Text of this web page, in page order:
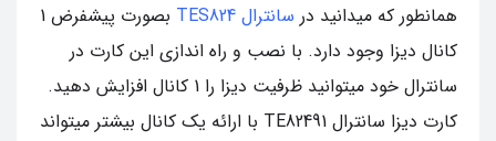
همانطور که میدانید در سانترال TES824
بصورت پیشفرض 1
کانال دیزا وجود دارد. با نصب و راه اندازی این کارت در
سانترال خود میتوانید ظرفیت دیزا را 1 کانال افزایش دهید.
کارت دیزا سانترال TE82491 با ارائه یک کانال بیشتر میتواند